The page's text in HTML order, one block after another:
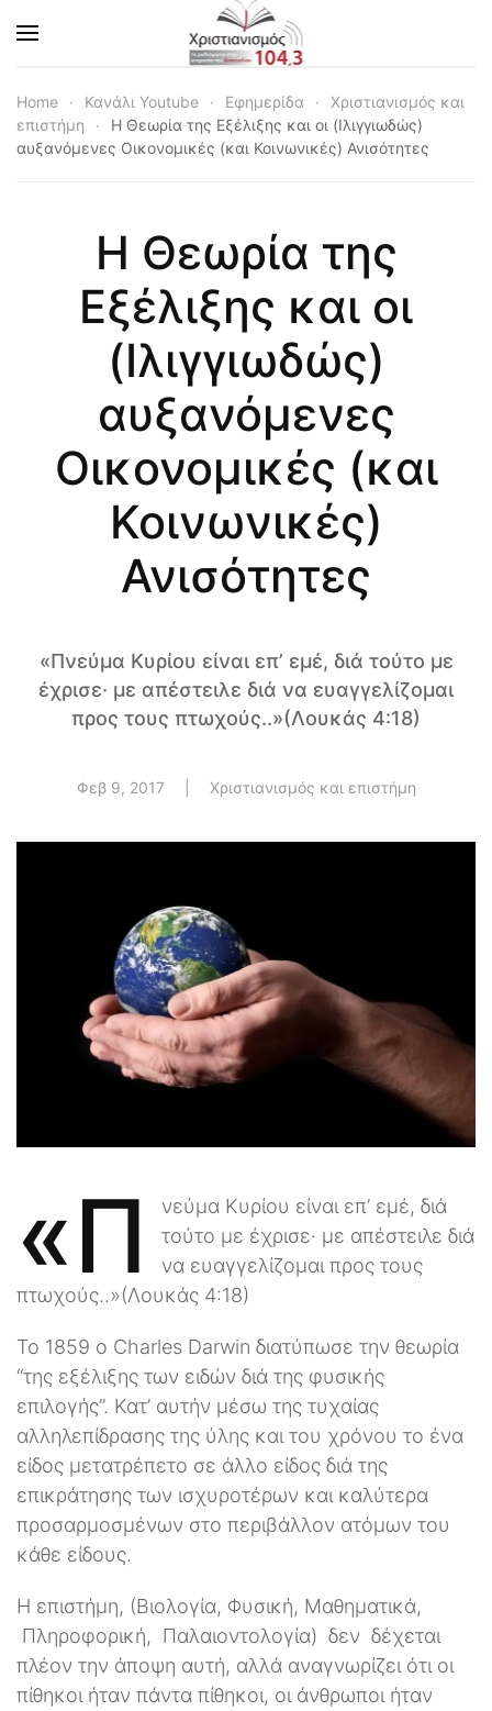
Skip to main content
Home Κανάλι Youtube Εφημερίδα
Χριστιανισμός και
επιστήμη
Η Θεωρία της Εξέλιξης και οι (Ιλιγγιωδώς)
αυξανόμενες Οικονομικές (και Κοινωνικές) Ανισότητες
Η Θεωρία της
Εξέλιξης και οι
(Ιλιγγιωδώς)
αυξανόμενες
Οικονομικές (και
Κοινωνικές)
Ανισότητες
«Πνεύμα Κυρίου είναι επ’ εμέ, διά τούτο με
έχρισε· με απέστειλε διά να ευαγγελίζομαι
προς τους πτωχούς..»(Λουκάς 4:18)
Φεβ 9, 2017 Χριστιανισμός και επιστήμη
«Π
νεύμα Κυρίου είναι επ’ εμέ, διά
τούτο με έχρισε· με απέστειλε διά
να ευαγγελίζομαι προς τους
πτωχούς..»(Λουκάς 4:18)
Το 1859 ο Charles Darwin διατύπωσε την θεωρία
“της εξέλιξης των ειδών διά της φυσικής
επιλογής”. Κατ’ αυτήν μέσω της τυχαίας
αλληλεπίδρασης της ύλης και του χρόνου το ένα
είδος μετατρέπετο σε άλλο είδος διά της
επικράτησης των ισχυροτέρων και καλύτερα
προσαρμοσμένων στο περιβάλλον ατόμων του
κάθε είδους.
Η επιστήμη, (Βιολογία, Φυσική, Μαθηματικά,
Πληροφορική, Παλαιοντολογία) δεν δέχεται
πλέον την άποψη αυτή, αλλά αναγνωρίζει ότι οι
πίθηκοι ήταν πάντα πίθηκοι, οι άνθρωποι ήταν